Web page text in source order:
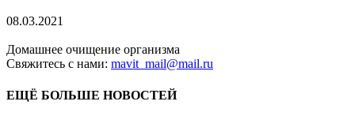
08.03.2021
Домашнее очищение организма
Свяжитесь с нами: mavit_mail@mail.ru
ЕЩЁ БОЛЬШЕ НОВОСТЕЙ